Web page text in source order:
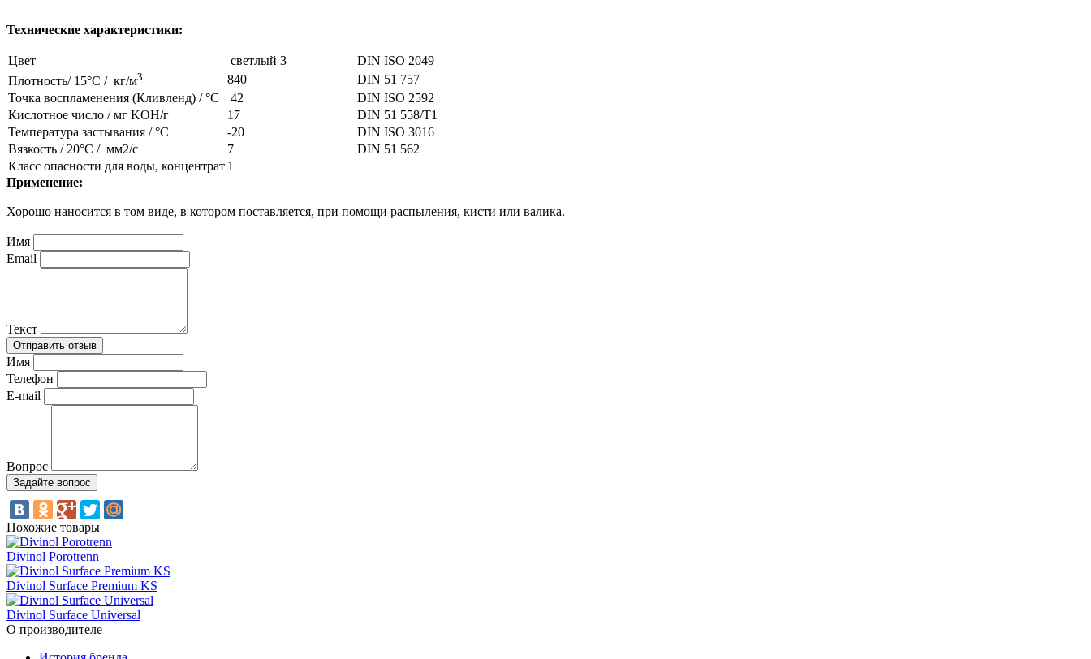
Технические характеристики:
Цвет светлый 3
DIN ISO 2049
Плотность/ 15°C / кг/м3 840
DIN 51 757
Точка воспламенения (Кливленд) / °C
42
DIN ISO 2592
Кислотное число / мг KOH/г
17
DIN 51 558/T1
Температура застывания / °C
-20
DIN ISO 3016
Вязкость / 20°C / мм2/с
7
DIN 51 562
Класс опасности для воды, концентрат 1
Применение:
Хорошо наносится в том виде, в котором поставляется, при помощи распыления, кисти или валика.
Имя
Email
Текст
Имя
Телефон
E-mail
Вопрос
Похожие товары
Divinol Porotrenn
Divinol Surface Premium KS
Divinol Surface Universal
О производителе